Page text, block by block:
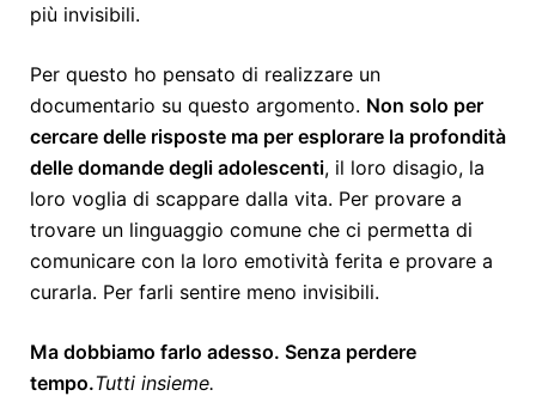
più invisibili.
Per questo ho pensato di realizzare un
documentario su questo argomento. Non solo per
cercare delle risposte ma per esplorare la profondità
delle domande degli adolescenti, il loro disagio, la
loro voglia di scappare dalla vita. Per provare a
trovare un linguaggio comune che ci permetta di
comunicare con la loro emotività ferita e provare a
curarla. Per farli sentire meno invisibili.
Ma dobbiamo farlo adesso. Senza perdere
tempo.Tutti insieme.